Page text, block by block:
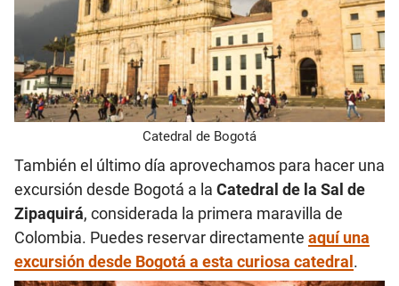
Catedral de Bogotá
También el último día aprovechamos para hacer una
excursión desde Bogotá a la Catedral de la Sal de
Zipaquirá, considerada la primera maravilla de
Colombia. Puedes reservar directamente aquí una
excursión desde Bogotá a esta curiosa catedral .